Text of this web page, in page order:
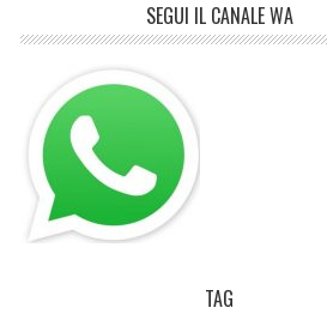
SEGUI IL CANALE WA
TAG